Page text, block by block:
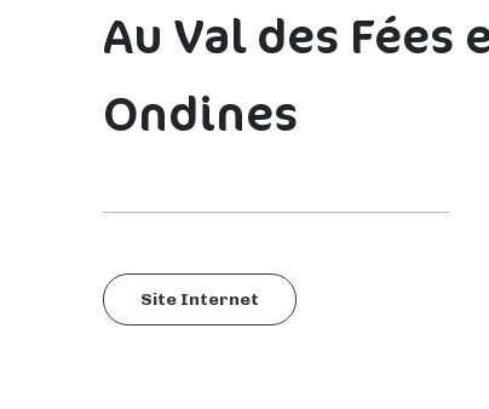
Au Val des Fées
Ondines
Site Internet